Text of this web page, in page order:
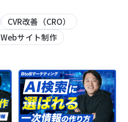
CVR改善（CRO）
Webサイト制作